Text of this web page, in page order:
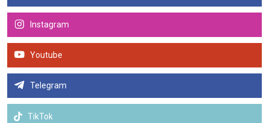
Instagram
Youtube
Telegram
TikTok